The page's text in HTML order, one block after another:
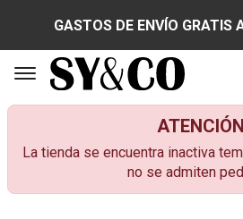
GASTOS DE ENVÍO GRATIS
ATENCIÓN
La tienda se encuentra inactiva
no se admiten